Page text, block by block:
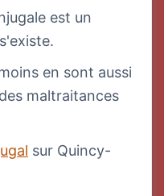
est un
en sont aussi
maltraitances
sur Quincy-